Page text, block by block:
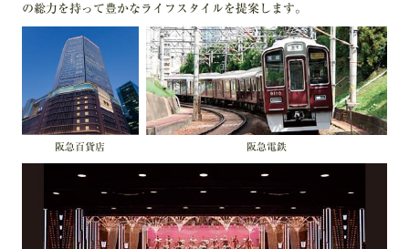
の総力を持って豊かなライフスタイルを提案します。
阪急百貨店 阪急電鉄